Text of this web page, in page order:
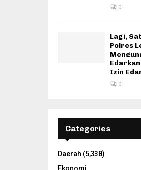
0
Lagi,
Polres
Izin
0
Categories
Daerah (5,338)
Ekonomi